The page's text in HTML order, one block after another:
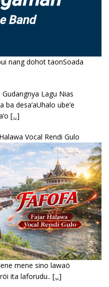
nang dohot taonSoada
Gudangnya Lagu Nias
desa’aUhalo ube’e
[...]
Vocal Rendi Gulo